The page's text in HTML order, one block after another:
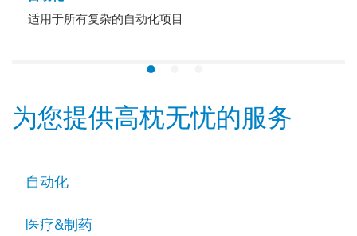
适用于所有复杂的自动化项目
为您提供高枕无忧的服务
自动化
医疗&制药